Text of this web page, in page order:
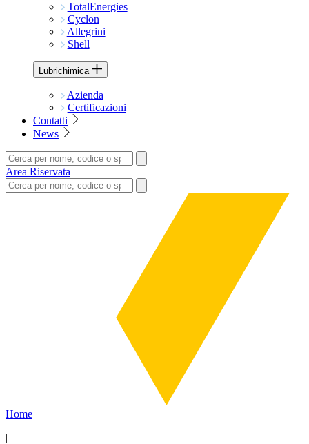
TotalEnergies
Cyclon
Allegrini
Shell
Lubrichimica
Azienda
Certificazioni
Contatti
News
Area Riservata
Home
|